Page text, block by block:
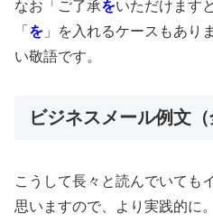
なお「ご了承をいただけます
「 を 」を入れるケースもあり
い敬語です。
ビジネスメール例文（
こうして長々と読んでいても
思いますので、より実践的に。